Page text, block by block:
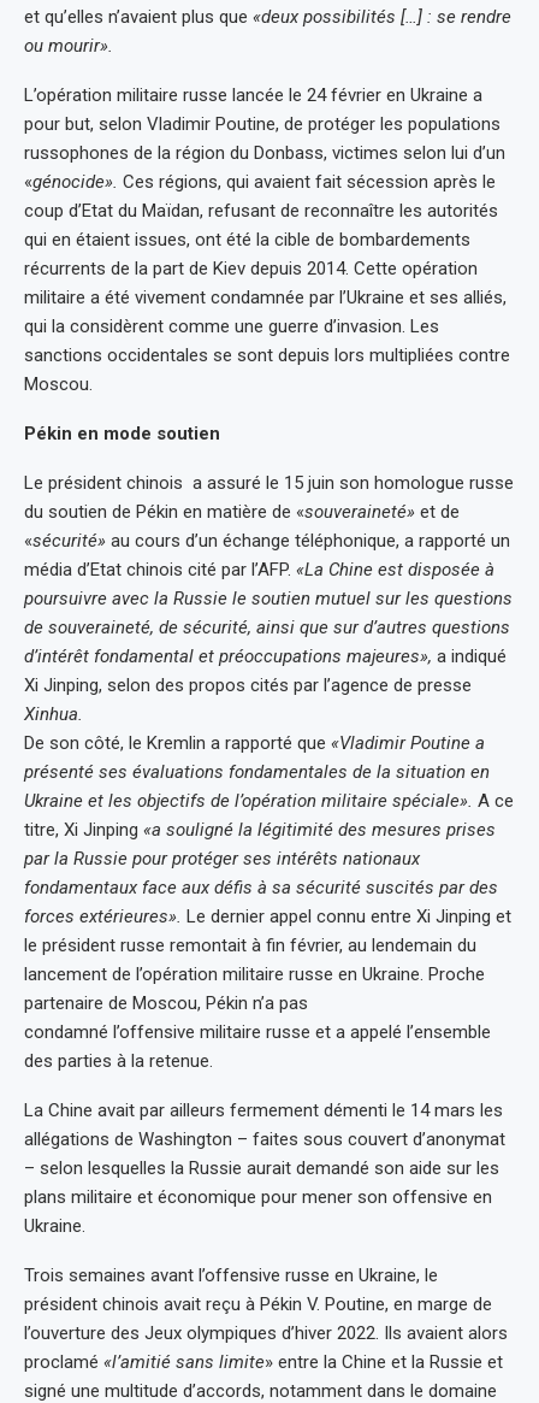
et qu’elles n’avaient plus que «deux possibilités […] : se rendre
ou mourir».
L’opération militaire russe lancée le 24 février en Ukraine a
pour but, selon Vladimir Poutine, de protéger les populations
russophones de la région du Donbass, victimes selon lui d’un
«génocide». Ces régions, qui avaient fait sécession après le
coup d’Etat du Maïdan, refusant de reconnaître les autorités
qui en étaient issues, ont été la cible de bombardements
récurrents de la part de Kiev depuis 2014. Cette opération
militaire a été vivement condamnée par l’Ukraine et ses alliés,
qui la considèrent comme une guerre d’invasion. Les
sanctions occidentales se sont depuis lors multipliées contre
Moscou.
Pékin en mode soutien
Le président chinois a assuré le 15 juin son homologue russe
du soutien de Pékin en matière de «souveraineté» et de
«sécurité» au cours d’un échange téléphonique, a rapporté un
média d’Etat chinois cité par l’AFP. «La Chine est disposée à
poursuivre avec la Russie le soutien mutuel sur les questions
de souveraineté, de sécurité, ainsi que sur d’autres questions
d’intérêt fondamental et préoccupations majeures», a indiqué
Xi Jinping, selon des propos cités par l’agence de presse
Xinhua.
De son côté, le Kremlin a rapporté que «Vladimir Poutine a
présenté ses évaluations fondamentales de la situation en
Ukraine et les objectifs de l’opération militaire spéciale». A ce
titre, Xi Jinping «a souligné la légitimité des mesures prises
par la Russie pour protéger ses intérêts nationaux
fondamentaux face aux défis à sa sécurité suscités par des
forces extérieures». Le dernier appel connu entre Xi Jinping et
le président russe remontait à fin février, au lendemain du
lancement de l’opération militaire russe en Ukraine. Proche
partenaire de Moscou, Pékin n’a pas
condamné l’offensive militaire russe et a appelé l’ensemble
des parties à la retenue.
La Chine avait par ailleurs fermement démenti le 14 mars les
allégations de Washington – faites sous couvert d’anonymat
– selon lesquelles la Russie aurait demandé son aide sur les
plans militaire et économique pour mener son offensive en
Ukraine.
Trois semaines avant l’offensive russe en Ukraine, le
président chinois avait reçu à Pékin V. Poutine, en marge de
l’ouverture des Jeux olympiques d’hiver 2022. Ils avaient alors
proclamé «l’amitié sans limite» entre la Chine et la Russie et
signé une multitude d’accords, notamment dans le domaine